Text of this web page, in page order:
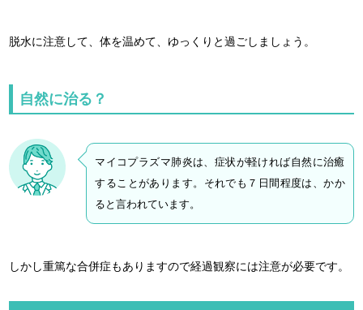
脱水に注意して、体を温めて、ゆっくりと過ごしましょう。
自然に治る？
マイコプラズマ肺炎は、症状が軽ければ自然に治癒
することがあります。それでも７日間程度は、かか
ると言われています。
しかし重篤な合併症もありますので経過観察には注意が必要です。